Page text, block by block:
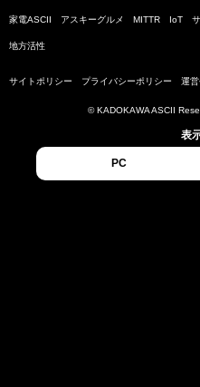
家電ASCII アスキーグルメ MITTR IoT
地方活性
サイトポリシー プライバシーポリシー 運
© KADOKAWA ASCII
表
PC